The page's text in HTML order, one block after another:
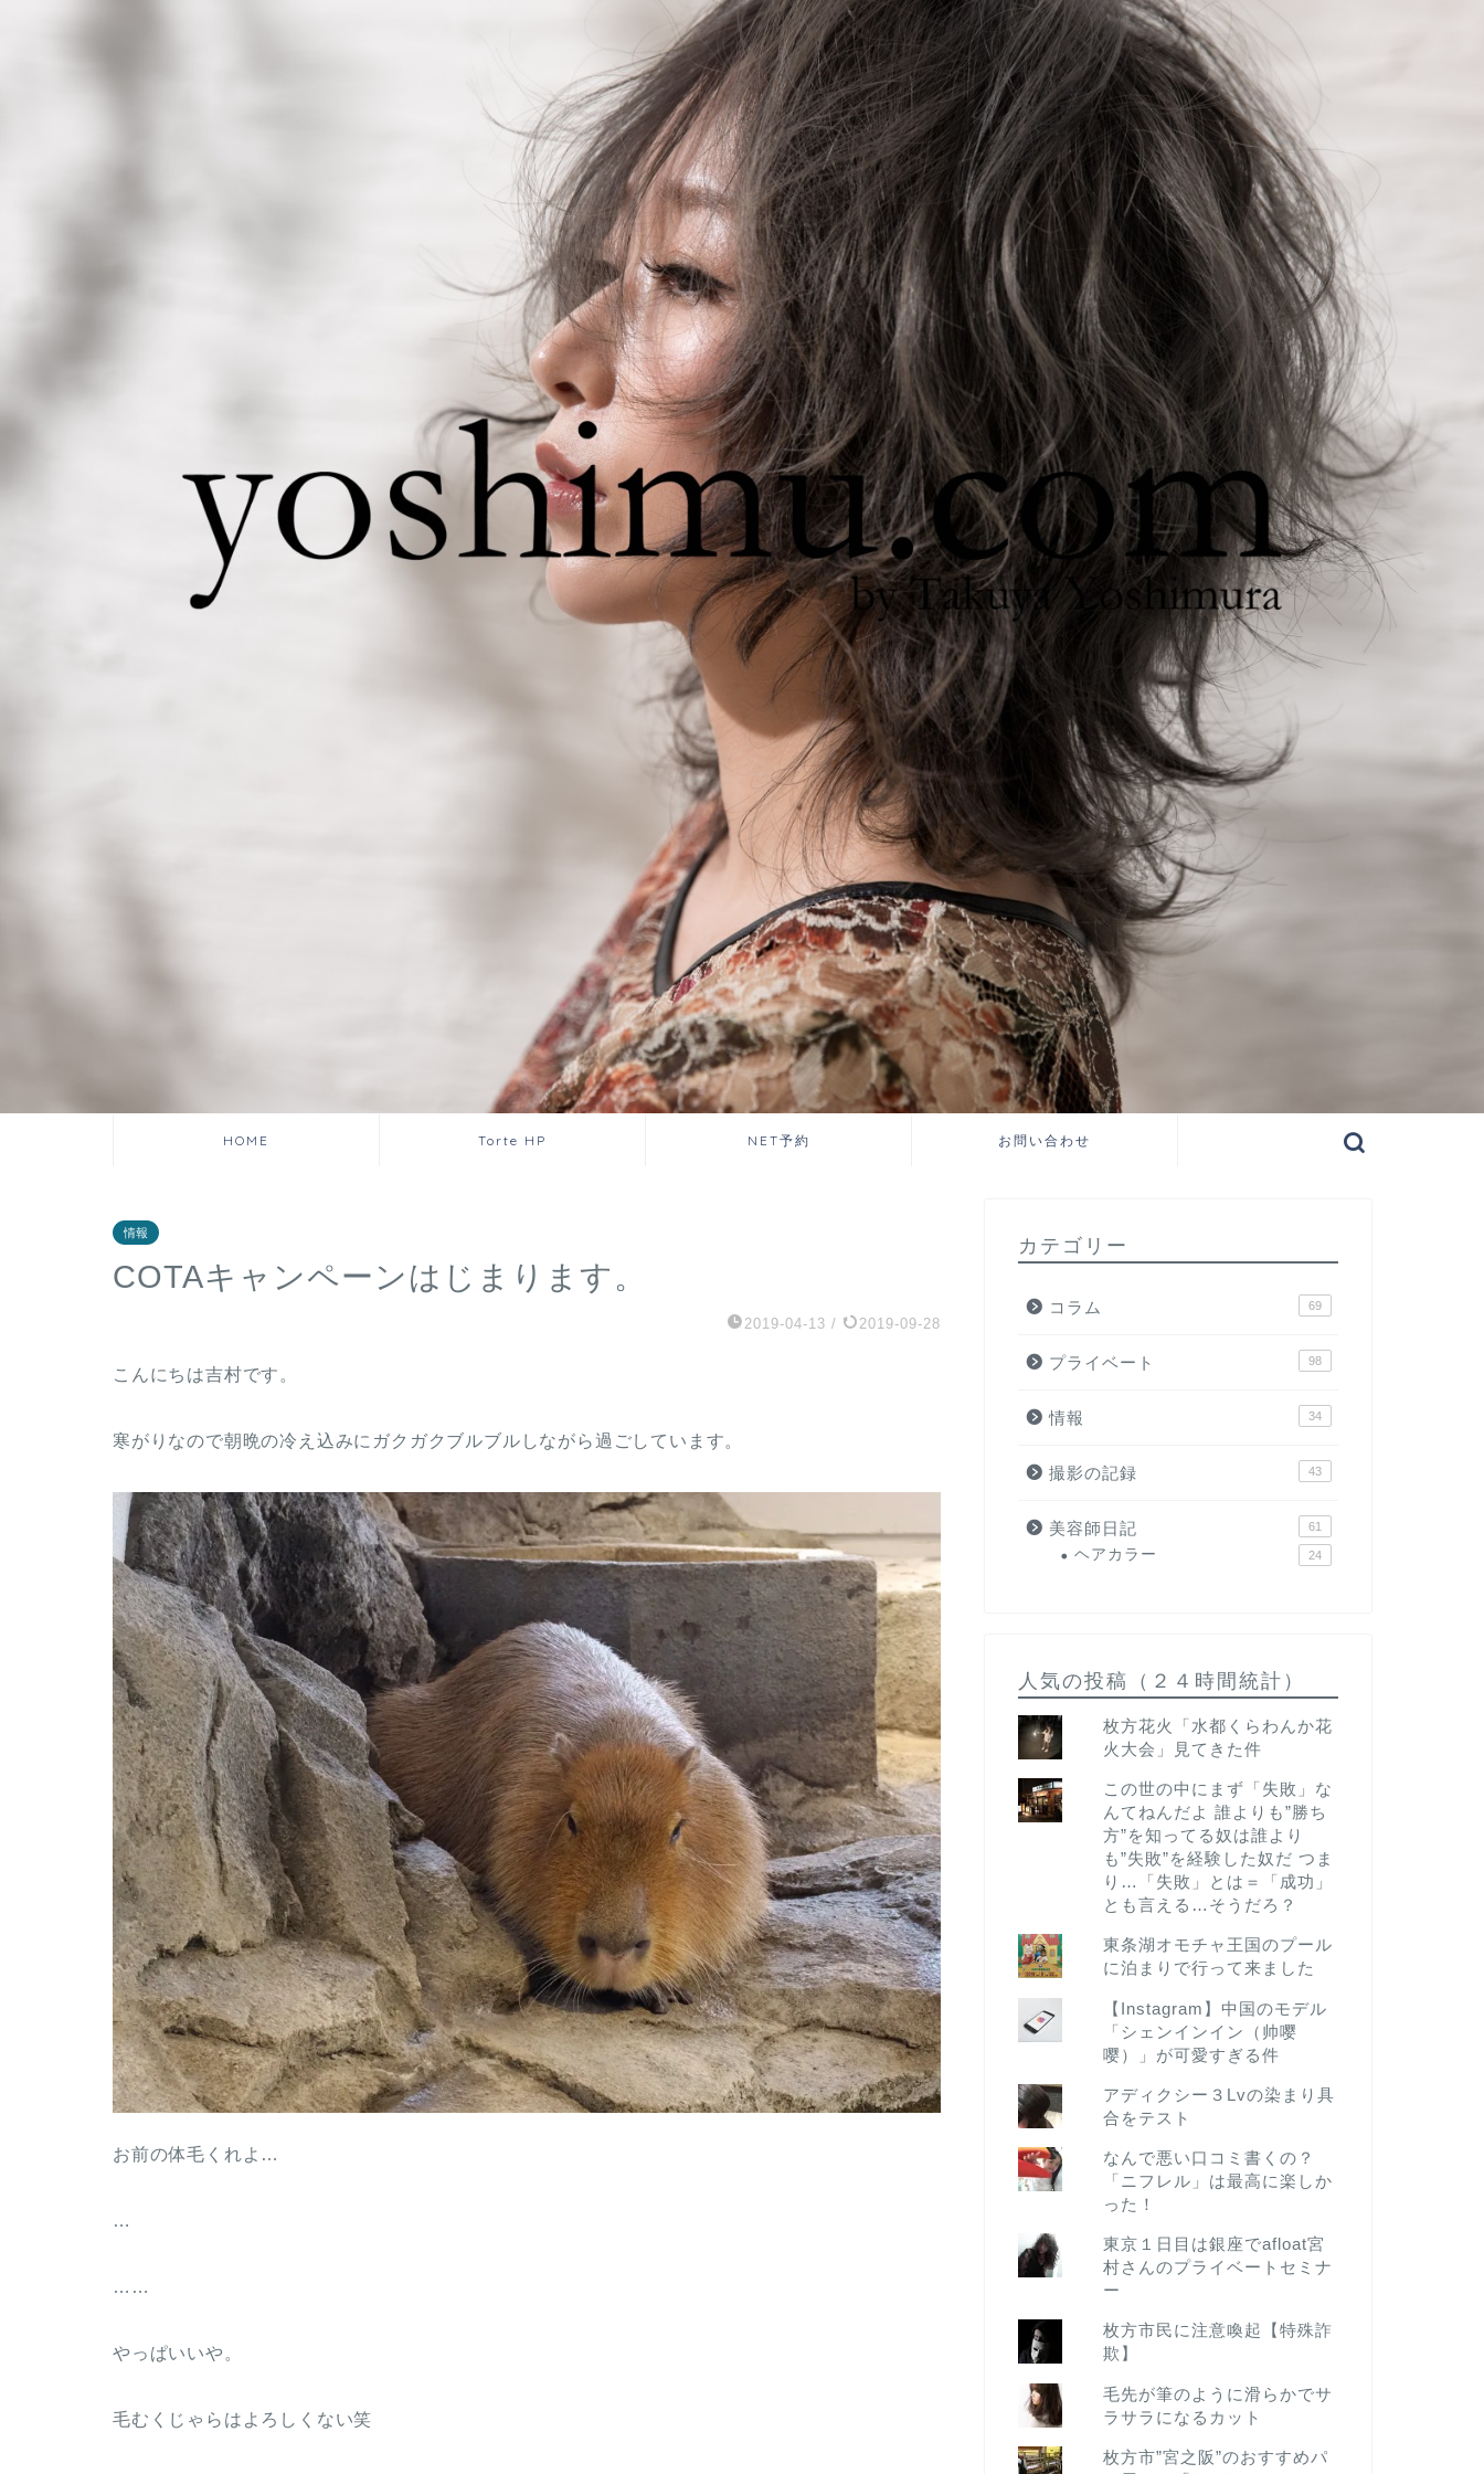
HOME Torte HP NET予約 お問い合わせ
情報
COTAキャンペーンはじまります。
2019-04-13 / 2019-09-28
こんにちは吉村です。
寒がりなので朝晩の冷え込みにガクガクブルブルしながら過ごしています。
お前の体毛くれよ…
…
……
やっぱいいや。
毛むくじゃらはよろしくない笑
カテゴリー
コラム 69
プライベート 98
情報 34
撮影の記録 43
美容師日記 61
ヘアカラー 24
人気の投稿（２４時間統計）
枚方花火「水都くらわんか花
火大会」見てきた件
この世の中にまず「失敗」な
んてねんだよ 誰よりも”勝ち
方”を知ってる奴は誰より
も”失敗”を経験した奴だ つま
り…「失敗」とは＝「成功」
とも言える…そうだろ？
東条湖オモチャ王国のプール
に泊まりで行って来ました
【Instagram】中国のモデル
「シェンインイン（帅嘤
嘤）」が可愛すぎる件
アディクシー３Lvの染まり具
合をテスト
なんで悪い口コミ書くの？
「ニフレル」は最高に楽しか
った！
東京１日目は銀座でafloat宮
村さんのプライベートセミナ
ー
枚方市民に注意喚起【特殊詐
欺】
毛先が筆のように滑らかでサ
ラサラになるカット
枚方市”宮之阪”のおすすめパ